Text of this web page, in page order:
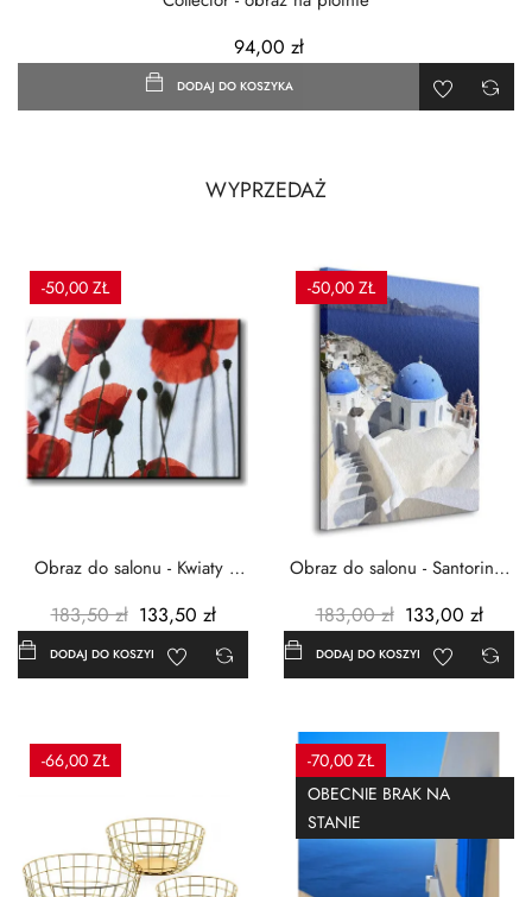
94,00 zł
DODAJ DO KOSZYKA
WYPRZEDAŻ
-50,00 ZŁ
Obraz do salonu - Kwiaty -
183,50 zł 133,50 zł
DODAJ DO KOSZYKA
-50,00 ZŁ
Obraz do salonu - Santorini -
183,00 zł 133,00 zł
DODAJ DO KOSZYKA
-66,00 ZŁ
-70,00 ZŁ
OBECNIE BRAK NA
STANIE